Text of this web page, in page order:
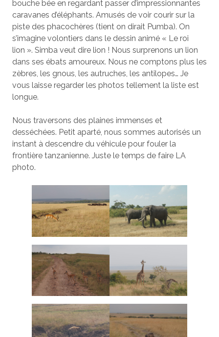
bouche bée en regardant passer d’impressionnantes
caravanes d’éléphants. Amusés de voir courir sur la
piste des phacochères (tient on dirait Pumba). On
s’imagine volontiers dans le dessin animé « Le roi
lion ». Simba veut dire lion ! Nous surprenons un lion
dans ses ébats amoureux. Nous ne comptons plus les
zèbres, les gnous, les autruches, les antilopes… Je
vous laisse regarder les photos tellement la liste est
longue.
Nous traversons des plaines immenses et
desséchées. Petit aparté, nous sommes autorisés un
instant à descendre du véhicule pour fouler la
frontière tanzanienne. Juste le temps de faire LA
photo.